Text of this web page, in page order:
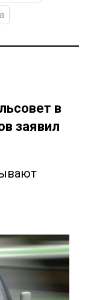
в
заявил